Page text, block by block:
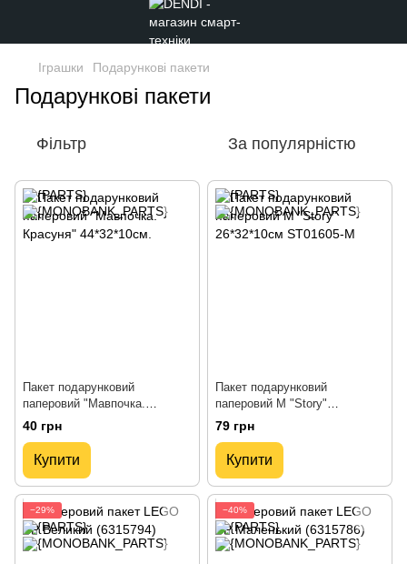
Іграшки Подарункові пакети
Подарункові пакети
Фільтр За популярністю
Пакет подарунковий
паперовий "Мавпочка.
Красуня" 44*32*10см.
40 грн
Купити
Пакет подарунковий
паперовий M "Story"
26*32*10см ST01605-M
79 грн
Купити
−29% −40%